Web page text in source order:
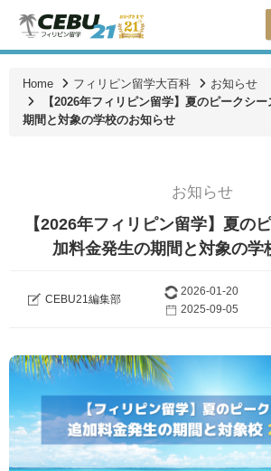
Home フィリピン留学大百科
お知らせ
【2026年フィリピン留学】夏のピークシ
期間と対象の学校のお知らせ
お知らせ
【2026年フィリピン留学】夏の
加料金発生の期間と対象の学
CEBU21編集部
2026-01-20
2025-09-05